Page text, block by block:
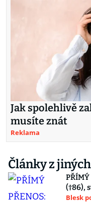
Jak spolehlivě
musíte znát
Reklama
Články z
(†86),
Blesk